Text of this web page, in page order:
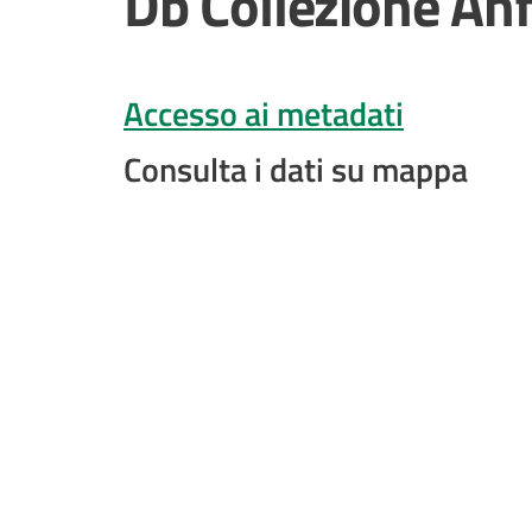
Accesso ai metadati
Consulta i dati su mappa